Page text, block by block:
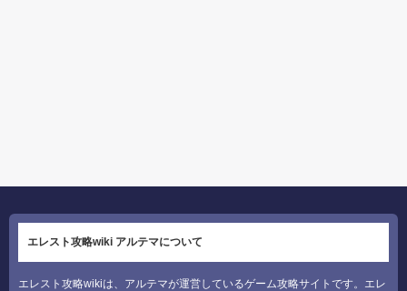
エレスト攻略wiki アルテマについて
エレスト攻略wikiは、アルテマが運営しているゲーム攻略サイトです。エレ